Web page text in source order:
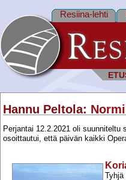
Resiina-lehti
Hannu Peltola:
Perjantai 12.2.2021 oli
osoittautui, että päivän kaikki
Tyhjä